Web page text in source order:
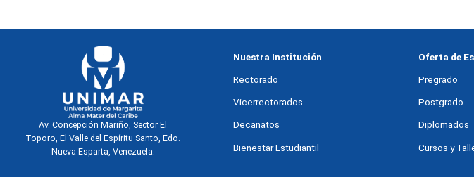
Av. Concepción Mariño, Sector El
Toporo, El Valle del Espíritu Santo, Edo.
Nueva Esparta, Venezuela.
Nuestra Institución
Rectorado
Vicerrectorados
Decanatos
Bienestar Estudiantil
Oferta de
Pregrado
Postgrado
Diplomados
Cursos y